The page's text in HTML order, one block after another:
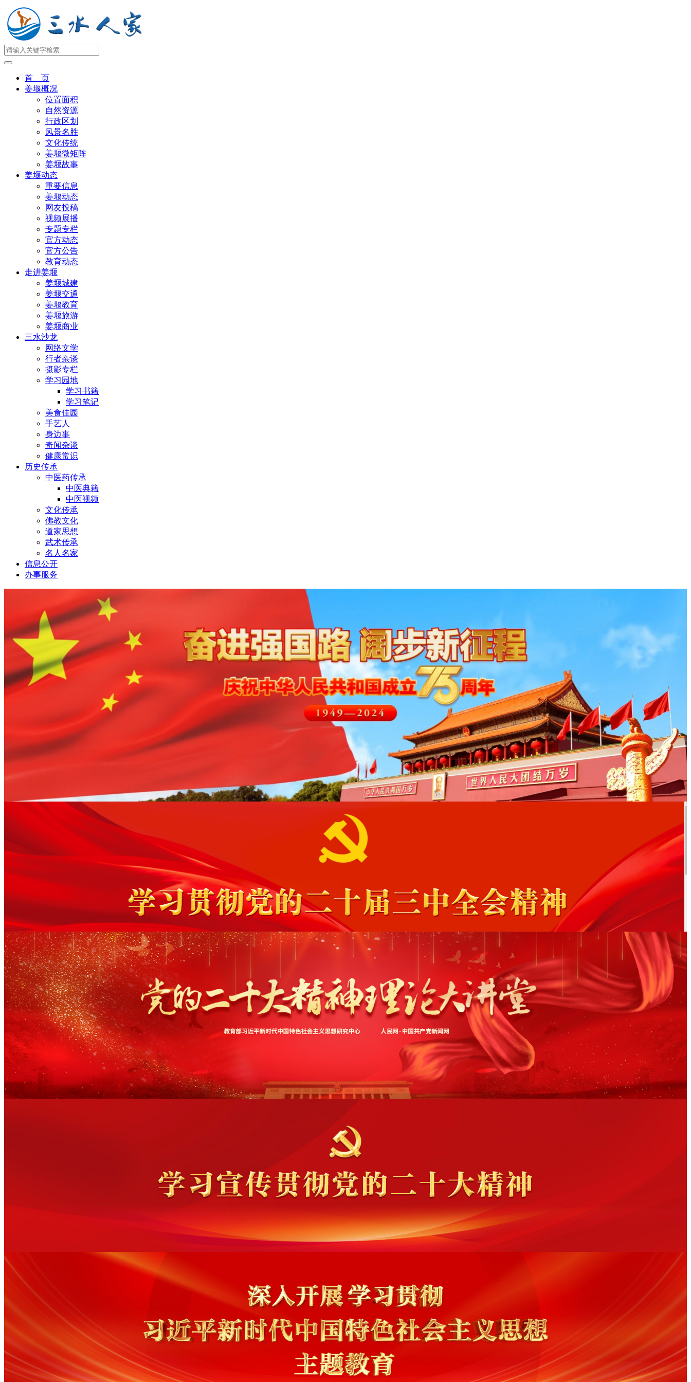
首 页
姜堰概况
位置面积
自然资源
行政区划
风景名胜
文化传统
姜堰微矩阵
姜堰故事
姜堰动态
重要信息
姜堰动态
网友投稿
视频展播
专题专栏
官方动态
官方公告
教育动态
走进姜堰
姜堰城建
姜堰交通
姜堰教育
姜堰旅游
姜堰商业
三水沙龙
网络文学
行者杂谈
摄影专栏
学习园地
学习书籍
学习笔记
美食佳园
手艺人
身边事
奇闻杂谈
健康常识
历史传承
中医药传承
中医典籍
中医视频
文化传承
佛教文化
道家思想
武术传承
名人名家
信息公开
办事服务